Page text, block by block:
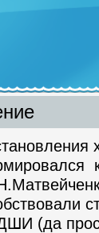
(да